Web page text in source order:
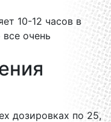
10-12 часов в
очень
дозировках по 25,